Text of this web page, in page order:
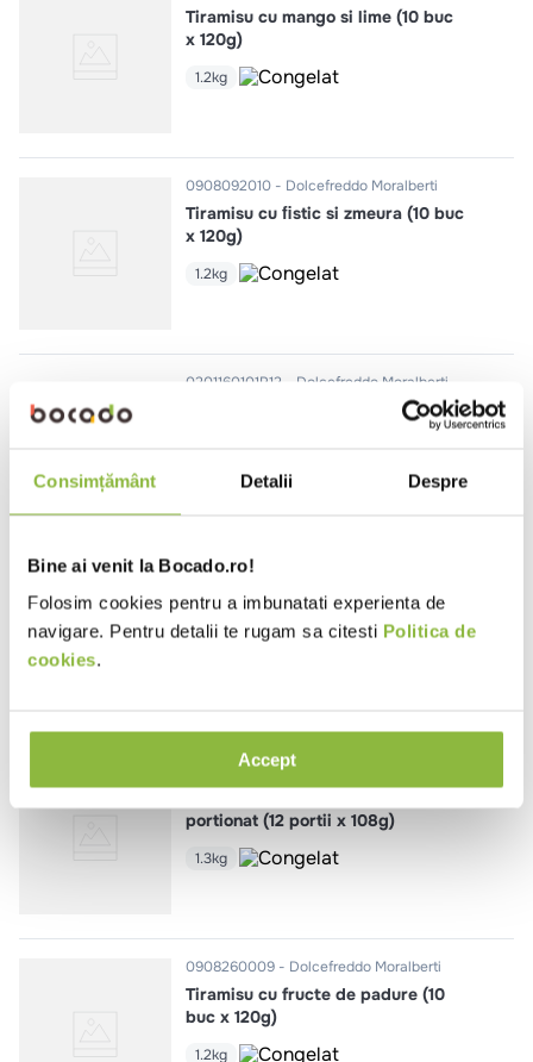
Consimțământ Detalii Despre
Bine ai venit la Bocado.ro!
Folosim cookies pentru a imbunatati experienta de
navigare. Pentru detalii te rugam sa citesti Politica de
cookies.
Accept
Tiramisu cu mango si lime (10 buc
x 120g)
1.2kg
0908092010 Dolcefreddo Moralberti
Tiramisu cu ﬁstic si zmeura (10 buc
x 120g)
1.2kg
0201160101P12 Dolcefreddo Moralberti
Tarta cu lamaie si bezea flambata,
1221090101P12
Cheesecake copt cu ﬁstic,
portionat (12 portii x 133g)
0720200101P12
portionat (12 portii x 108g)
1.3kg
0908260009 Dolcefreddo Moralberti
Tiramisu cu fructe de padure (10
buc x 120g)
1.2kg